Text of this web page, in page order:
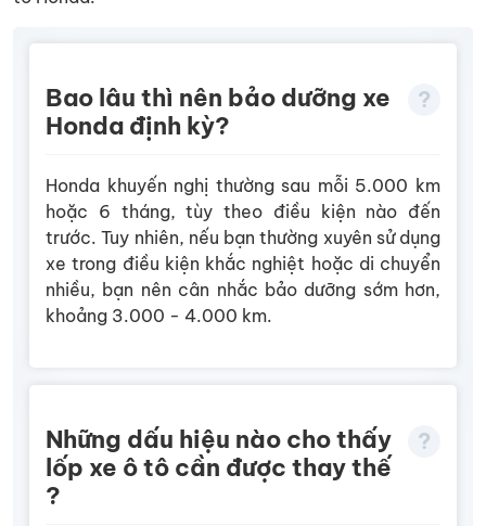
Bao lâu thì nên bảo dưỡng xe
Honda định kỳ?
Honda khuyến nghị thường sau mỗi 5.000 km
hoặc 6 tháng, tùy theo điều kiện nào đến
trước. Tuy nhiên, nếu bạn thường xuyên sử dụng
xe trong điều kiện khắc nghiệt hoặc di chuyển
nhiều, bạn nên cân nhắc bảo dưỡng sớm hơn,
khoảng 3.000 - 4.000 km.
Những dấu hiệu nào cho thấy
lốp xe ô tô cần được thay thế
?